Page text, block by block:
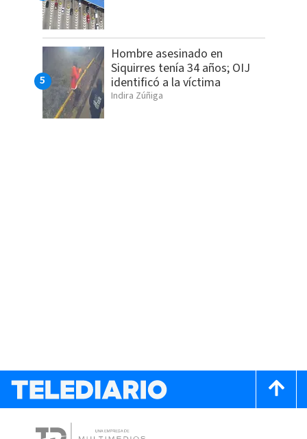
Hombre asesinado en
Siquirres tenía 34 años; OIJ
identificó a la víctima
Indira Zúñiga